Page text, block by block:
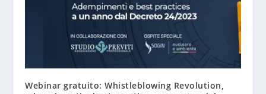
Webinar gratuito: Whistleblowing Revolution,